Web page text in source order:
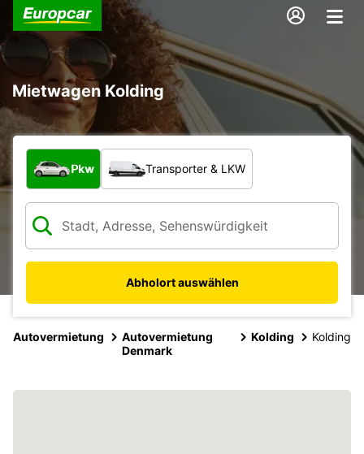
Mietwagen Kolding
Welche Art von Fahrzeug?
Pkw Transporter & LKW
Abholort auswählen
Autovermietung
Autovermietung
Denmark
Kolding Kolding